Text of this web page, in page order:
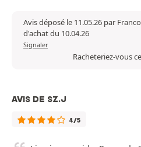
Avis déposé le 11.05.26 par
d'achat du 10.04.26
Signaler
Racheteriez-vous
AVIS DE SZ.J
4/5